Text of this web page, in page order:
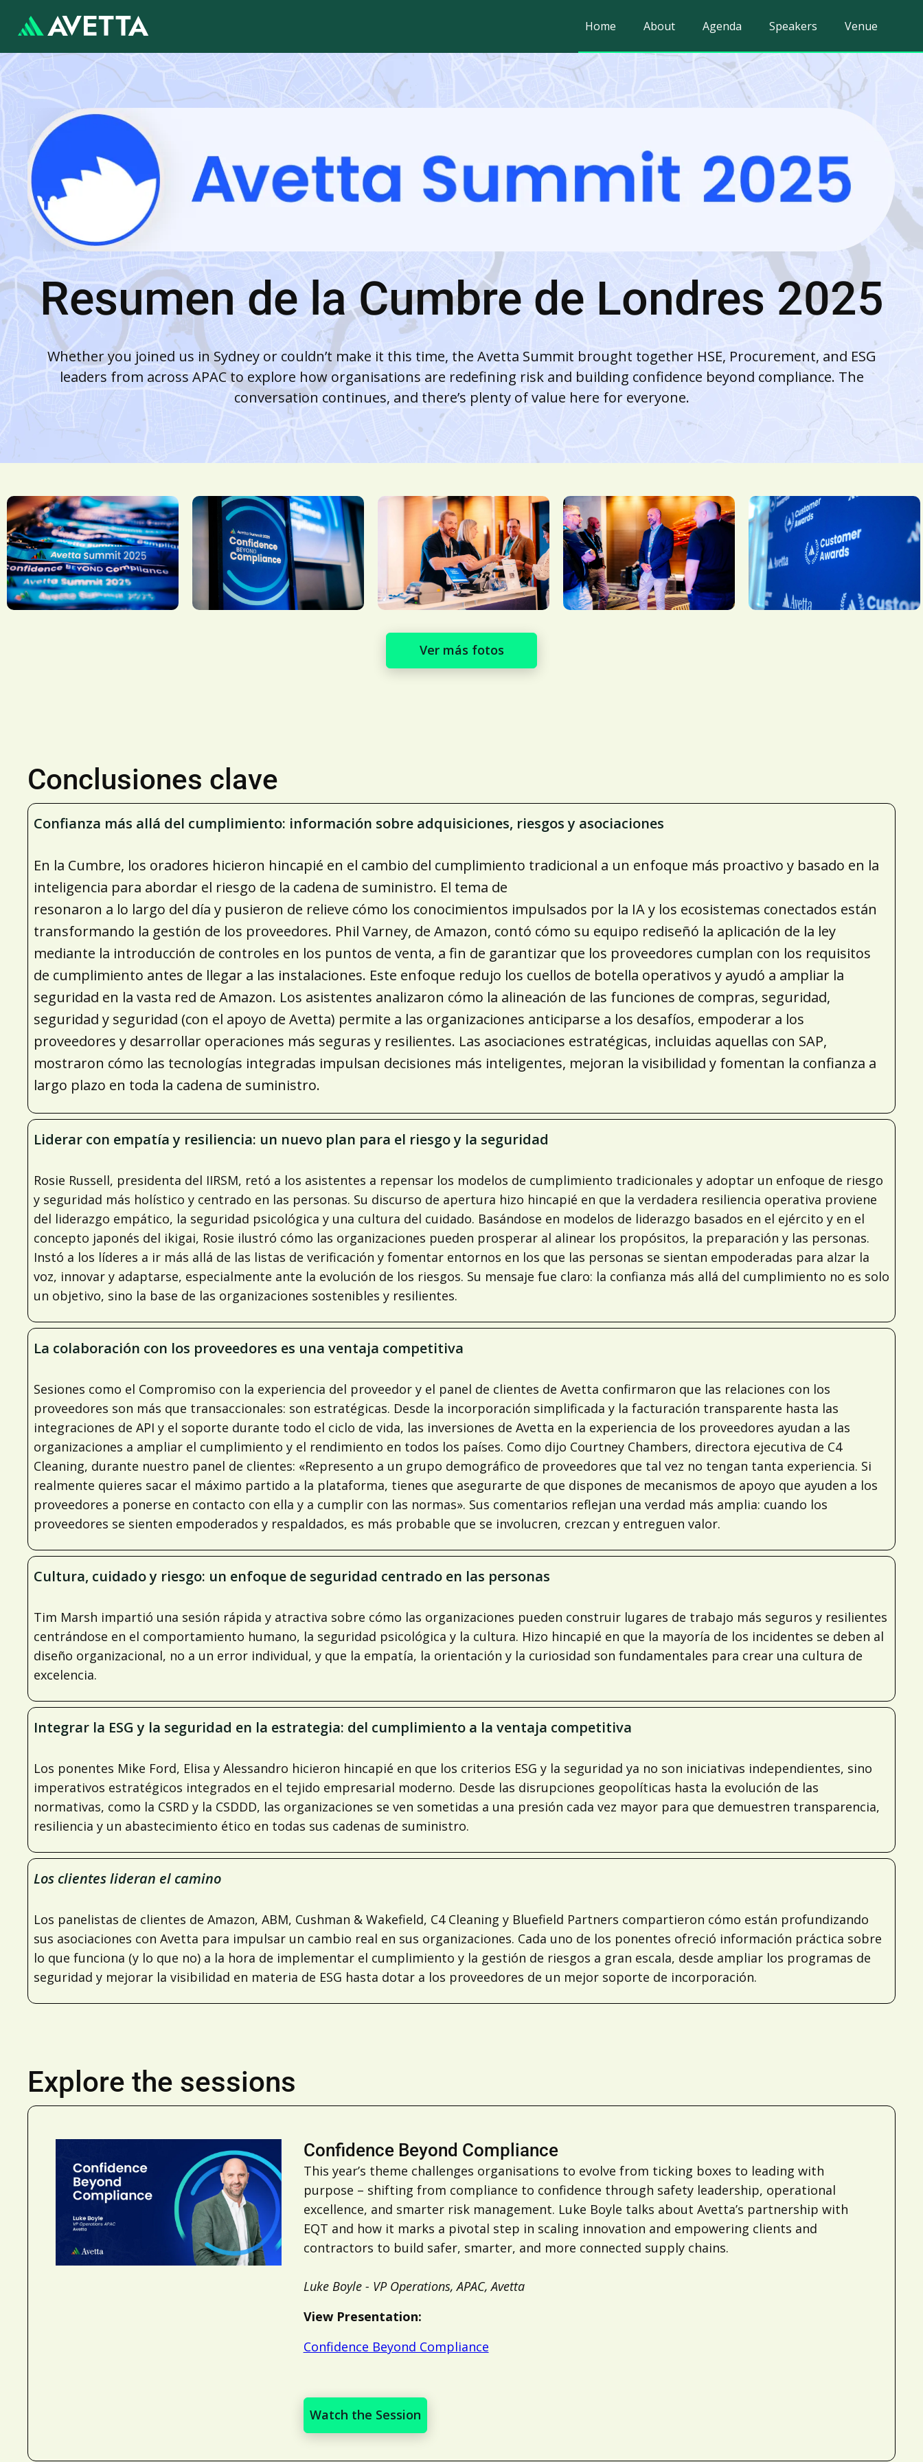
Home About Agenda Speakers Venue
Resumen de la Cumbre de Londres 2025
Whether you joined us in Sydney or couldn’t make it this time, the Avetta Summit brought together HSE, Procurement, and ESG
leaders from across APAC to explore how organisations are redefining risk and building confidence beyond compliance. The
conversation continues, and there’s plenty of value here for everyone.
Ver más fotos
Ver más fotos
Conclusiones clave
Confianza más allá del cumplimiento: información sobre adquisiciones, riesgos y asociaciones
En la Cumbre, los oradores hicieron hincapié en el cambio del cumplimiento tradicional a un enfoque más proactivo y basado en la
inteligencia para abordar el riesgo de la cadena de suministro. El tema de
resonaron a lo largo del día y pusieron de relieve cómo los conocimientos impulsados por la IA y los ecosistemas conectados están
transformando la gestión de los proveedores. Phil Varney, de Amazon, contó cómo su equipo rediseñó la aplicación de la ley
mediante la introducción de controles en los puntos de venta, a fin de garantizar que los proveedores cumplan con los requisitos
de cumplimiento antes de llegar a las instalaciones. Este enfoque redujo los cuellos de botella operativos y ayudó a ampliar la
seguridad en la vasta red de Amazon. Los asistentes analizaron cómo la alineación de las funciones de compras, seguridad,
seguridad y seguridad (con el apoyo de Avetta) permite a las organizaciones anticiparse a los desafíos, empoderar a los
proveedores y desarrollar operaciones más seguras y resilientes. Las asociaciones estratégicas, incluidas aquellas con SAP,
mostraron cómo las tecnologías integradas impulsan decisiones más inteligentes, mejoran la visibilidad y fomentan la confianza a
largo plazo en toda la cadena de suministro.
Liderar con empatía y resiliencia: un nuevo plan para el riesgo y la seguridad
Rosie Russell, presidenta del IIRSM, retó a los asistentes a repensar los modelos de cumplimiento tradicionales y adoptar un enfoque de riesgo
y seguridad más holístico y centrado en las personas. Su discurso de apertura hizo hincapié en que la verdadera resiliencia operativa proviene
del liderazgo empático, la seguridad psicológica y una cultura del cuidado. Basándose en modelos de liderazgo basados en el ejército y en el
concepto japonés del ikigai, Rosie ilustró cómo las organizaciones pueden prosperar al alinear los propósitos, la preparación y las personas.
Instó a los líderes a ir más allá de las listas de verificación y fomentar entornos en los que las personas se sientan empoderadas para alzar la
voz, innovar y adaptarse, especialmente ante la evolución de los riesgos. Su mensaje fue claro: la confianza más allá del cumplimiento no es solo
un objetivo, sino la base de las organizaciones sostenibles y resilientes.
La colaboración con los proveedores es una ventaja competitiva
Sesiones como el Compromiso con la experiencia del proveedor y el panel de clientes de Avetta confirmaron que las relaciones con los
proveedores son más que transaccionales: son estratégicas. Desde la incorporación simplificada y la facturación transparente hasta las
integraciones de API y el soporte durante todo el ciclo de vida, las inversiones de Avetta en la experiencia de los proveedores ayudan a las
organizaciones a ampliar el cumplimiento y el rendimiento en todos los países. Como dijo Courtney Chambers, directora ejecutiva de C4
Cleaning, durante nuestro panel de clientes: «Represento a un grupo demográfico de proveedores que tal vez no tengan tanta experiencia. Si
realmente quieres sacar el máximo partido a la plataforma, tienes que asegurarte de que dispones de mecanismos de apoyo que ayuden a los
proveedores a ponerse en contacto con ella y a cumplir con las normas». Sus comentarios reflejan una verdad más amplia: cuando los
proveedores se sienten empoderados y respaldados, es más probable que se involucren, crezcan y entreguen valor.
Cultura, cuidado y riesgo: un enfoque de seguridad centrado en las personas
Tim Marsh impartió una sesión rápida y atractiva sobre cómo las organizaciones pueden construir lugares de trabajo más seguros y resilientes
centrándose en el comportamiento humano, la seguridad psicológica y la cultura. Hizo hincapié en que la mayoría de los incidentes se deben al
diseño organizacional, no a un error individual, y que la empatía, la orientación y la curiosidad son fundamentales para crear una cultura de
excelencia.
Integrar la ESG y la seguridad en la estrategia: del cumplimiento a la ventaja competitiva
Los ponentes Mike Ford, Elisa y Alessandro hicieron hincapié en que los criterios ESG y la seguridad ya no son iniciativas independientes, sino
imperativos estratégicos integrados en el tejido empresarial moderno. Desde las disrupciones geopolíticas hasta la evolución de las
normativas, como la CSRD y la CSDDD, las organizaciones se ven sometidas a una presión cada vez mayor para que demuestren transparencia,
resiliencia y un abastecimiento ético en todas sus cadenas de suministro.
Los clientes lideran el camino
Los panelistas de clientes de Amazon, ABM, Cushman & Wakefield, C4 Cleaning y Bluefield Partners compartieron cómo están profundizando
sus asociaciones con Avetta para impulsar un cambio real en sus organizaciones. Cada uno de los ponentes ofreció información práctica sobre
lo que funciona (y lo que no) a la hora de implementar el cumplimiento y la gestión de riesgos a gran escala, desde ampliar los programas de
seguridad y mejorar la visibilidad en materia de ESG hasta dotar a los proveedores de un mejor soporte de incorporación.
Explore the sessions
Confidence Beyond Compliance
This year’s theme challenges organisations to evolve from ticking boxes to leading with
purpose – shifting from compliance to confidence through safety leadership, operational
excellence, and smarter risk management. Luke Boyle talks about Avetta’s partnership with
EQT and how it marks a pivotal step in scaling innovation and empowering clients and
contractors to build safer, smarter, and more connected supply chains.
Luke Boyle - VP Operations, APAC, Avetta
View Presentation:
Confidence Beyond Compliance
Watch the Session
Watch the Session